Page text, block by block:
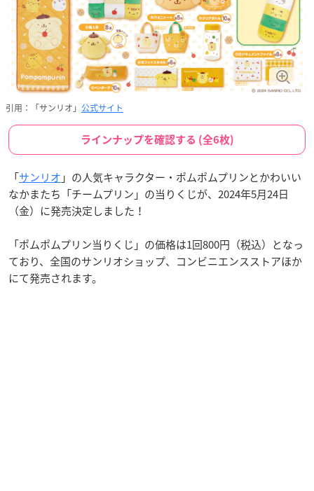
引用：「サンリオ」 公式サイト
ラインナップを確認する (全6枚)
「サンリオ 」の人気キャラクター・ポムポムプリンとかわいい
なかまたち「チームプリン」の当りくじが、2024年5月24日
（金）に発売決定しました！
「ポムポムプリン当りくじ」の価格は1回800円（税込）となっ
ており、全国のサンリオショップ、コンビニエンスストアほか
にて発売されます。